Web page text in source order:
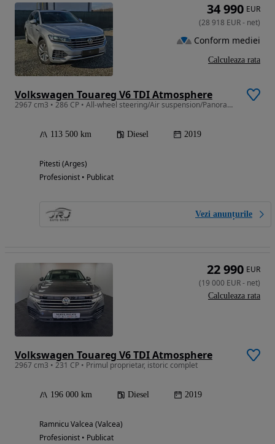
Volkswagen Touareg V6 TDI Atmosphere
2967 cm3 • 286 CP • All-wheel steering/Air suspension/Panoramic/* * * TVA deductibil
113 500 km Diesel 2019
Pitesti (Arges)
Profesionist • Publicat
Vezi anunțurile
34 990 EUR
(28 918 EUR- net)
Conform mediei
Calculeaza rata
Volkswagen Touareg V6 TDI Atmosphere
2967 cm3 • 231 CP • Primul proprietar, istoric complet
196 000 km Diesel 2019
Ramnicu Valcea (Valcea)
Profesionist • Publicat
22 990 EUR
(19 000 EUR- net)
Calculeaza rata